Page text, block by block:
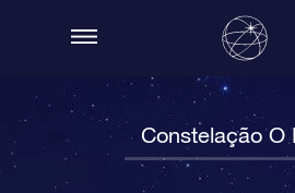
Constelação O